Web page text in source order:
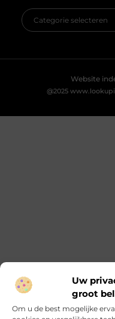
Uw
groot
Om u de best mogelijke
@2025
Website